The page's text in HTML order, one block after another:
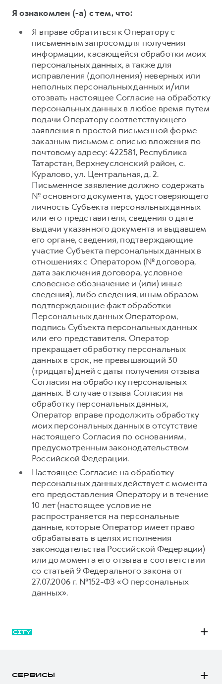
Я ознакомлен (-а) с тем, что:
Я вправе обратиться к Оператору с
письменным запросом для получения
информации, касающейся обработки моих
персональных данных, а также для
исправления (дополнения) неверных или
неполных персональных данных и/или
отозвать настоящее Согласие на обработку
персональных данных в любое время путем
подачи Оператору соответствующего
заявления в простой письменной форме
заказным письмом с описью вложения по
почтовому адресу: 422581, Республика
Татарстан, Верхнеуслонский район, с.
Куралово, ул. Центральная, д. 2.
Письменное заявление должно содержать
№ основного документа, удостоверяющего
личность Субъекта персональных данных
или его представителя, сведения о дате
выдачи указанного документа и выдавшем
его органе, сведения, подтверждающие
участие Субъекта персональных данных в
отношениях с Оператором (№ договора,
дата заключения договора, условное
словесное обозначение и (или) иные
сведения), либо сведения, иным образом
подтверждающие факт обработки
Персональных данных Оператором,
подпись Субъекта персональных данных
или его представителя. Оператор
прекращает обработку персональных
данных в срок, не превышающий 30
(тридцать) дней с даты получения отзыва
Согласия на обработку персональных
данных. В случае отзыва Согласия на
обработку персональных данных,
Оператор вправе продолжить обработку
моих персональных данных в отсутствие
настоящего Согласия по основаниям,
предусмотренным законодательством
Российской Федерации.
Настоящее Согласие на обработку
персональных данных действует с момента
его предоставления Оператору и в течение
10 лет (настоящее условие не
распространяется на персональные
данные, которые Оператор имеет право
обрабатывать в целях исполнения
законодательства Российской Федерации)
или до момента его отзыва в соответствии
со статьей 9 Федерального закона от
27.07.2006 г. №152-ФЗ «О персональных
данных».
СЕРВИСЫ